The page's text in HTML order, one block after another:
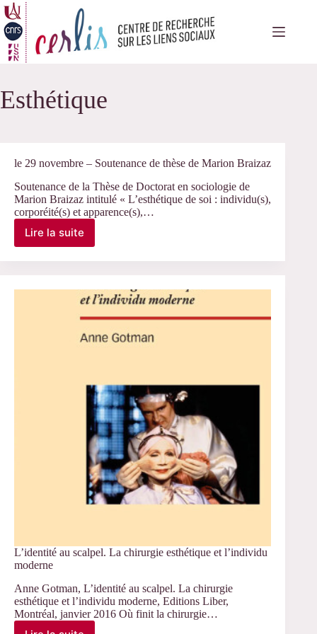
Passer
au
contenu
Esthétique
le 29 novembre – Soutenance de thèse de Marion Braizaz
Soutenance de la Thèse de Doctorat en sociologie de
Marion Braizaz intitulé « L’esthétique de soi : individu(s),
corporéité(s) et apparence(s),…
Lire la suite
le
Soutenance
thèse
Marion
L’identité au scalpel. La chirurgie esthétique et l’individu
moderne
Anne Gotman, L’identité au scalpel. La chirurgie
esthétique et l’individu moderne, Editions Liber,
Montréal, janvier 2016 Où finit la chirurgie…